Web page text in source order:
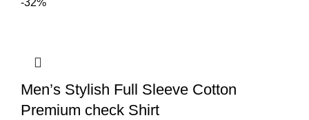
-32%
Men’s Stylish Full Sleeve Cotton
Premium check Shirt